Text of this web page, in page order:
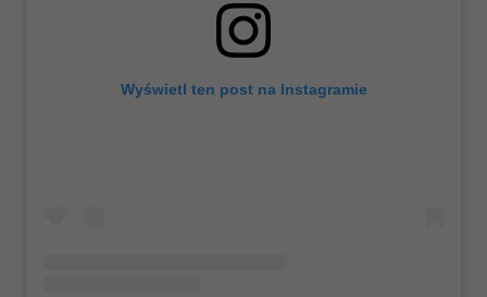
Wyświetl ten post na Instagramie